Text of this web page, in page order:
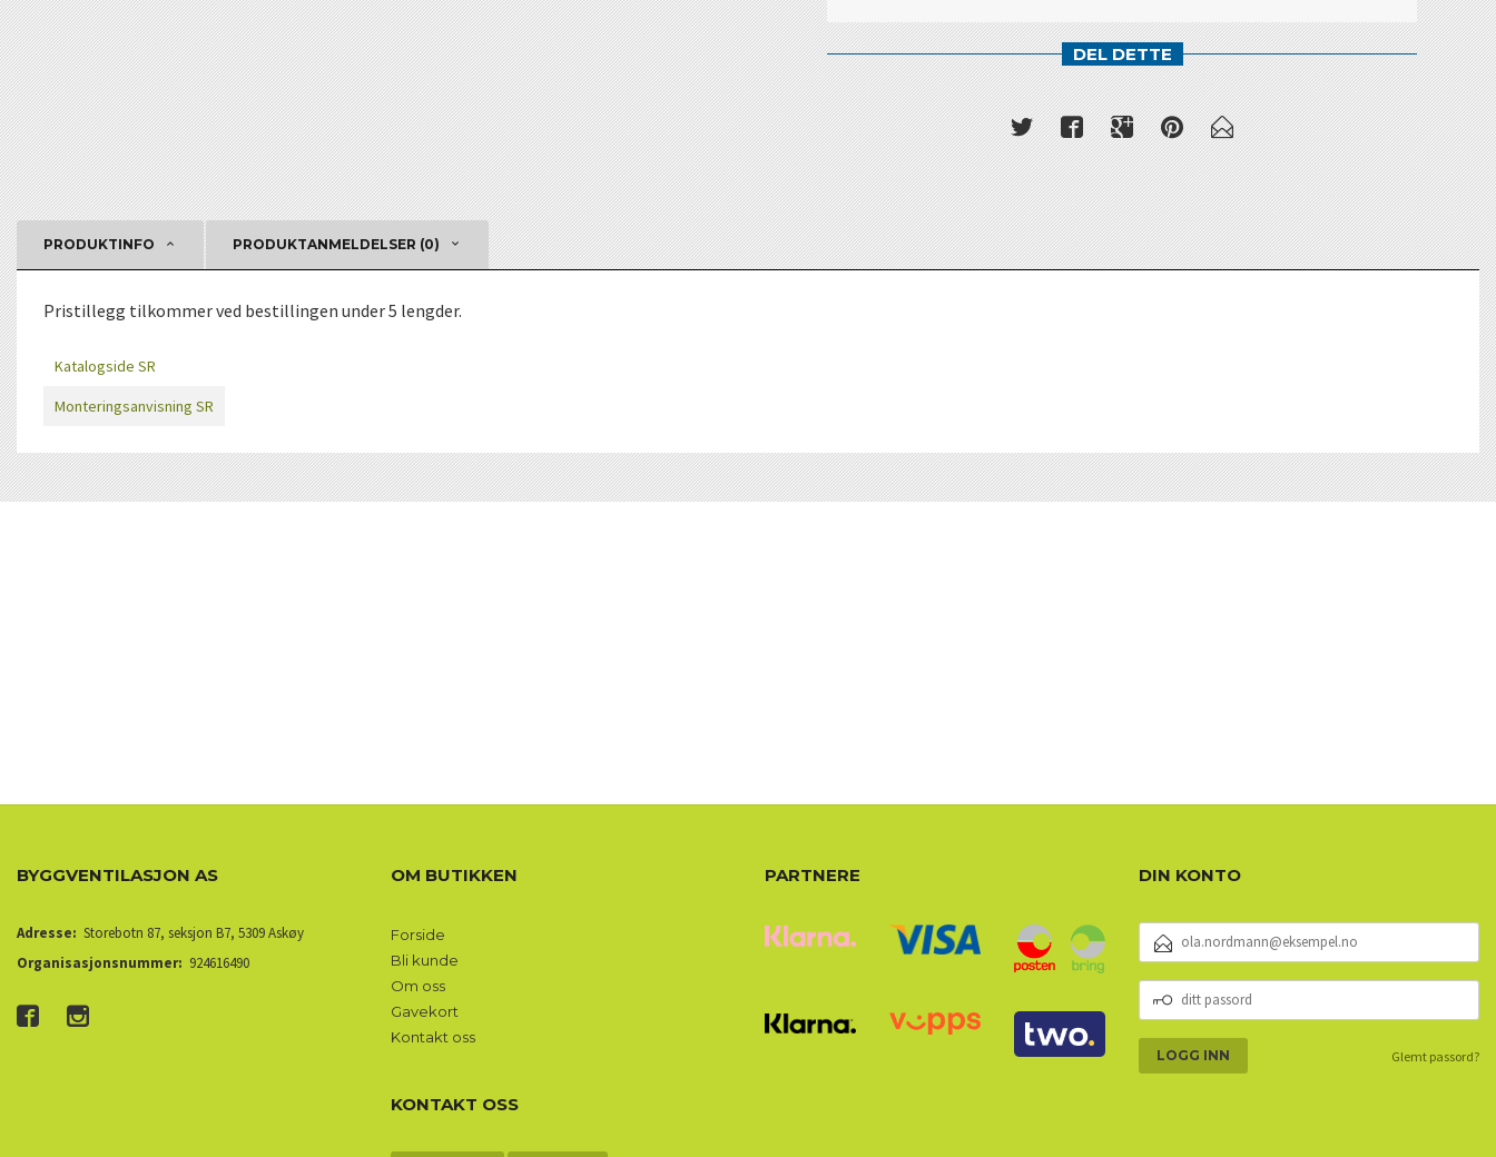
DEL DETTE
PRODUKTINFO PRODUKTANMELDELSER (0)
Pristillegg tilkommer ved bestillingen under 5 lengder.
Katalogside SR
Monteringsanvisning SR
BYGGVENTILASJON AS
Adresse: Storebotn 87, seksjon B7, 5309 Askøy
Organisasjonsnummer: 924616490
OM BUTIKKEN
Forside
Bli kunde
Om oss
Gavekort
Kontakt oss
KONTAKT OSS
PARTNERE DIN KONTO
POSTADRESSE
PASSORD
Glemt passord?